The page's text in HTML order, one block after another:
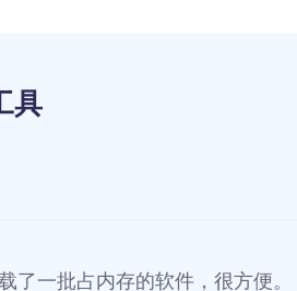
具
了一批占内存的软件，很方便。